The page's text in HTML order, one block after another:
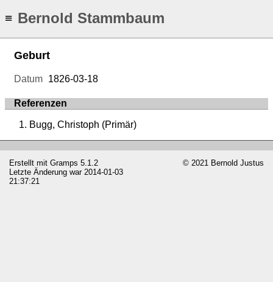
≡ Bernold Stammbaum
Geburt
Datum 1826-03-18
Referenzen
Bugg, Christoph (Primär)
Erstellt mit Gramps 5.1.2
Letzte Änderung war 2014-01-03
21:37:21
© 2021 Bernold Justus